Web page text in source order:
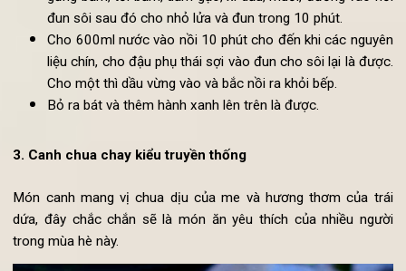
làm canh chua chay ngon kiểu Trung Quốc
Ngâm mộc nhĩ trong nước nóng 30 phút cho nở ra rồi
sạch bụi bẩn bám vào, bỏ gốc và thái nhỏ.
bụi bẩn rồi thái nhỏ.
Cho nước sốt nấm, nấm hương, mộc nhĩ, cà rốt,
gừng băm, tỏi băm, dấm gạo, xì dầu, muối, đường vào
đun sôi sau đó cho nhỏ lửa và đun trong 10 phút.
Cho 600ml nước vào nồi 10 phút cho đến khi các